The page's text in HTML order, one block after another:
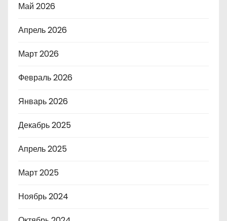
Май 2026
Апрель 2026
Март 2026
Февраль 2026
Январь 2026
Декабрь 2025
Апрель 2025
Март 2025
Ноябрь 2024